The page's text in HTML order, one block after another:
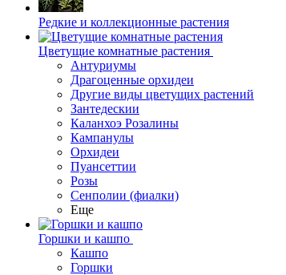
Редкие и коллекционные растения
Цветущие комнатные растения
Антуриумы
Драгоценные орхидеи
Другие виды цветущих растений
Зантедескии
Каланхоэ Розалины
Кампанулы
Орхидеи
Пуансеттии
Розы
Сенполии (фиалки)
Еще
Горшки и кашпо
Кашпо
Горшки